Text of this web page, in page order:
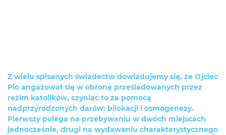
Z wielu spisanych świadectw dowiadujemy się, że Ojciec
Pio angażował się w obronę prześladowanych przez
reżim katolików, czyniąc to za pomocą
nadprzyrodzonych darów: bilokacji i osmogenezy.
Pierwszy polega na przebywaniu w dwóch miejscach
jednocześnie, drugi na wydawaniu charakterystycznego